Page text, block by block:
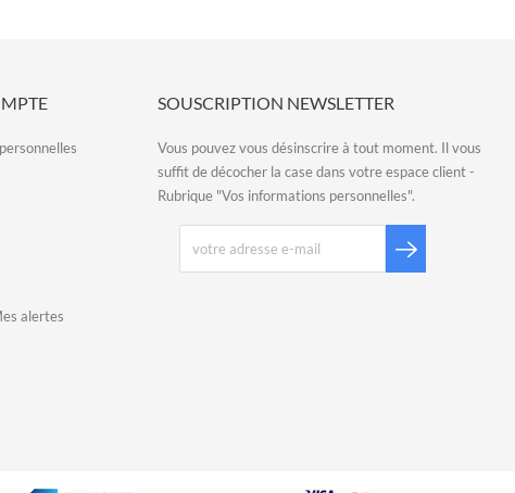
alertes
SOUSCRIPTION NEWSLETTER
Vous pouvez vous désinscrire à tout moment. Il vous
suffit de décocher la case dans votre espace client -
Rubrique "Vos informations personnelles".